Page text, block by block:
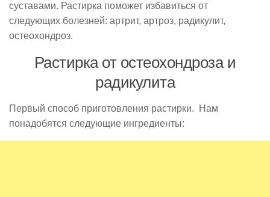
суставами. Растирка поможет избавиться от
следующих болезней: артрит, артроз, радикулит,
остеохондроз.
Растирка от остеохондроза и
радикулита
Первый способ приготовления растирки. Нам
понадобятся следующие ингредиенты: